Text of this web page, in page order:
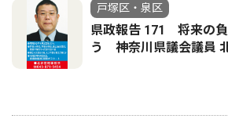
戸塚区・泉区
県政報告 171 将来の
う 神奈川県議会議員